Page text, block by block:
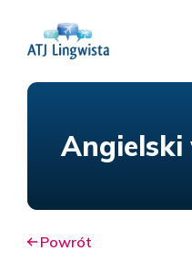
Angielski
Powrót